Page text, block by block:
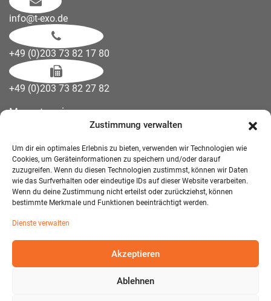
Zustimmung verwalten
Um dir ein optimales Erlebnis zu bieten, verwenden wir Technologien wie
Cookies, um Geräteinformationen zu speichern und/oder darauf
zuzugreifen. Wenn du diesen Technologien zustimmst, können wir Daten
wie das Surfverhalten oder eindeutige IDs auf dieser Website verarbeiten.
Wenn du deine Zustimmung nicht erteilst oder zurückziehst, können
bestimmte Merkmale und Funktionen beeinträchtigt werden.
Dienste verwalten
Akzeptieren
Ablehnen
info@t-exo.de
+49 (0)203 73 82 17 80
+49 (0)203 73 82 27 82
Messetermine
Downloads
Wandelemente
Über uns
Impressum
Datenschutzerklärung
© 2026 T-EXO GmbH Mietmöbel - Alle Rechte vorbehalten.